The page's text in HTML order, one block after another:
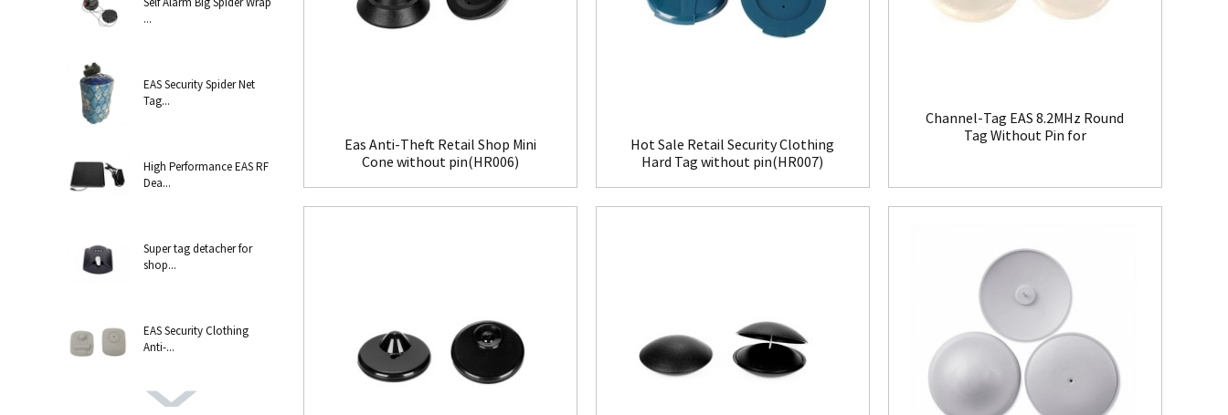
...
EAS Security Spider Net
Tag...
High Performance EAS RF
Dea...
Super tag detacher for
shop...
EAS Security Clothing
Anti-...
Eas Anti-Theft Retail Shop Mini
Cone without pin(HR006)
Hot Sale Retail Security Clothing
Hard Tag without pin(HR007)
Channel-Tag EAS 8.2MHz Round
Tag Without Pin for